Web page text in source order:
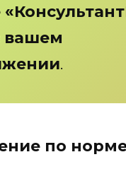
.
по